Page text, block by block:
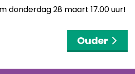
donderdag 28 maart 17.00 uur!
Ouder